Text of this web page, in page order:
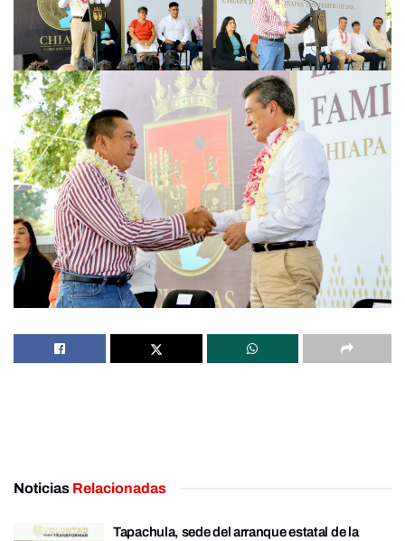
Noticias Relacionadas
Tapachula, sede del arranque estatal de la